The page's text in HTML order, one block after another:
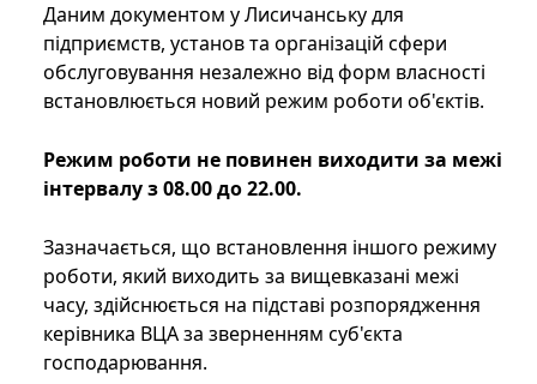
Даним документом у Лисичанську для
підприємств, установ та організацій сфери
обслуговування незалежно від форм власності
встановлюється новий режим роботи об'єктів.
Режим роботи не повинен виходити за межі
інтервалу з 08.00 до 22.00.
Зазначається, що встановлення іншого режиму
роботи, який виходить за вищевказані межі
часу, здійснюється на підставі розпорядження
керівника ВЦА за зверненням суб'єкта
господарювання.